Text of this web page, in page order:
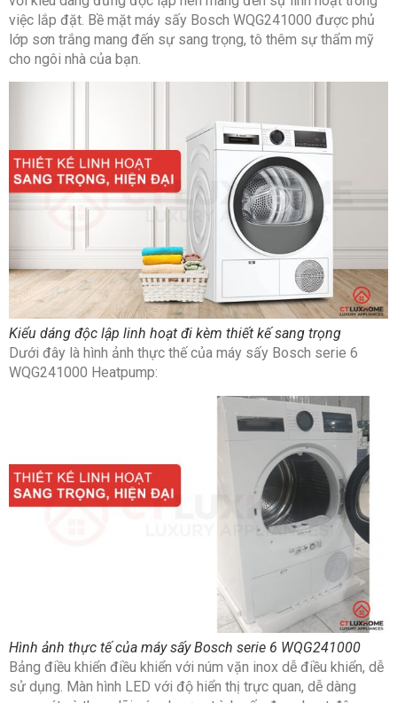
Tải
trọng
Sấy 9kg
lồng
khi sấy
64dB
Điện áp 220V – 240V
liệu
việc lắp đặt. Bề mặt máy sấy Bosch WQG241000 được phủ
lớp sơn trắng mang đến sự sang trọng, tô thêm sự thẩm mỹ
cho ngôi nhà của bạn.
Kiểu dáng độc lập linh hoạt đi kèm thiết kế sang trọng
Dưới đây là hình ảnh thực thế của máy sấy Bosch serie 6
WQG241000 Heatpump:
Hình ảnh thực tế của máy sấy Bosch serie 6 WQG241000
Bảng điều khiển điều khiển với núm vặn inox dễ điều khiển, dễ
sử dụng. Màn hình LED với độ hiển thị trực quan, dễ dàng